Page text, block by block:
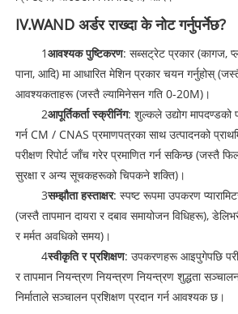
IV.WAND अर्डर राख्दा के नोट गर्नुपर्नेछ?
1आवश्यक पुष्टिकरण: सब्सट्रेट प्रकार (कागज,
पाना, आदि) मा आधारित मेशिन प्रकार चयन गर्नुहोस्
आवश्यकताहरू (जस्तै ल्यामिनेसन गति 0-20M)।
2आपूर्तिकर्ता स्क्रीनिंग: शुल्कले उद्योग मापदण्डको
गर्न CM / CNAS प्रमाणपत्रका साथ उत्पादनको
परीक्षण रिपोर्ट जाँच गरेर प्रमाणित गर्न सकिन्छ (जस्तै
सुरक्षा र अन्य सूचकहरूको चिपकने शक्ति)।
3सम्झौता हस्ताक्षर: स्पष्ट रूपमा उपकरण
(जस्तै तापमान दायरा र दबाव समायोजन विधिहरू),
र मर्मत अवधिको समय)।
4स्वीकृति र प्रशिक्षण: उपकरणहरू आइपुगेपछि
र तापमान नियन्त्रण नियन्त्रण नियन्त्रण शुद्धता
निर्माताले सञ्चालन प्रशिक्षण प्रदान गर्न आवश्यक छ।